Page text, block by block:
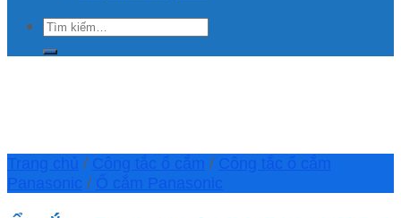
Tìm
kiếm:
Trang chủ / Công tắc ổ cắm / Công tắc ổ cắm
Panasonic / Ổ cắm Panasonic